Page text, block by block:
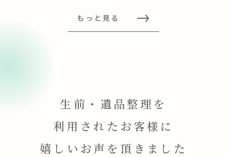
もっと見る
生前・遺品整理を
利用されたお客様に
嬉しいお声を頂きました